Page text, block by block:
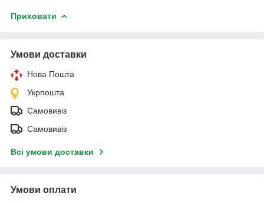
Приховати
Умови доставки
Нова Пошта
Укрпошта
Самовивіз
Самовивіз
Всі умови доставки
Умови оплати